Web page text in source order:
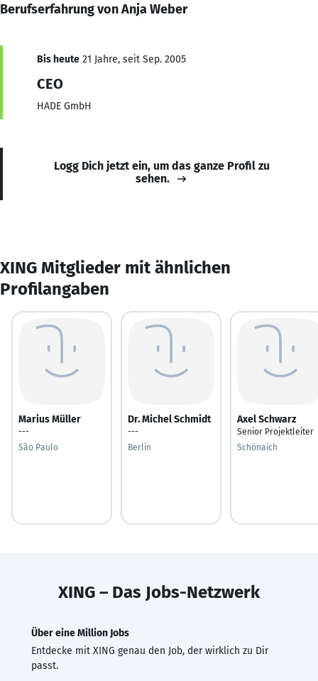
Berufserfahrung von Anja Weber
Bis heute 21 Jahre, seit Sep. 2005
CEO
HADE GmbH
Logg Dich jetzt ein, um das ganze Profil zu
sehen.
XING Mitglieder mit ähnlichen
Profilangaben
Marius Müller
---
São Paulo
Dr. Michel Schmidt
---
Berlin
Axel Schwarz
Senior Projektleiter
Schönaich
XING – Das Jobs-Netzwerk
Über eine Million Jobs
Entdecke mit XING genau den Job, der wirklich zu Dir
passt.